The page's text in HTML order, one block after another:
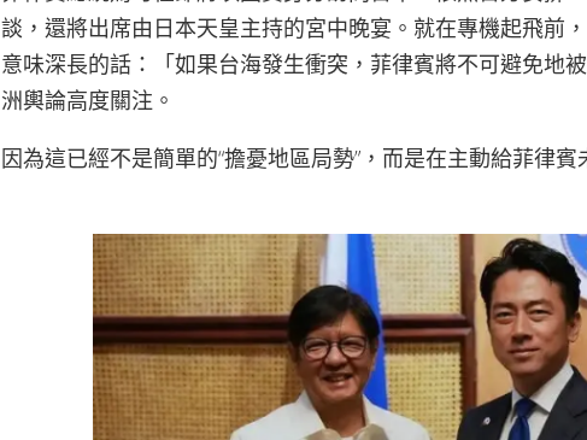
談，還將出席由日本天皇主持的宮中晚宴。就在專機起飛前
意味深長的話：「如果台海發生衝突，菲律賓將不可避免地
洲輿論高度關注。
因為這已經不是簡單的“擔憂地區局勢”，而是在主動給菲律